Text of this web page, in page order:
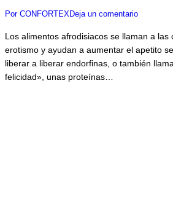
Por CONFORTEXDeja un comentario
Los alimentos afrodisiacos se llaman a las
erotismo y ayudan a aumentar el apetito
liberar a liberar endorfinas, o también
felicidad», unas proteínas…